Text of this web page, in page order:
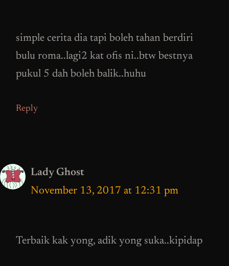
simple cerita dia tapi boleh tahan berdiri
bulu roma..lagi2 kat ofis ni..btw bestnya
pukul 5 dah boleh balik..huhu
Reply
Lady Ghost
November 13, 2017 at 12:31 pm
Terbaik kak yong, adik yong suka..kipidap